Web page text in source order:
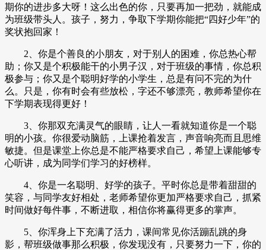
期你的进步多大呀！这么出色的你，只要再加一把劲，就能成
为班级带头人。孩子，努力，争取下学期你能把“四好少年”的
奖状抱回家！
2、你是个善良的小朋友，对于别人的困难，你总热心帮
助；你又是个积极能干的小男子汉，对于班级的事情，你总积
极参与；你又是个聪明好学的小学生，总是有问不完的为什
么。只是，你有时会有些放松，字还不够漂亮，教师希望你在
下学期表现得更好！
3、你那双充满灵气的眼睛，让人一看就知道你是一个聪
明的小孩。你很爱动脑筋，上课抢着发言，声音响亮而且思维
敏捷。但是课堂上你总是不能严格要求自己，希望上课能够专
心听讲，成为同学们学习的好榜样。
4、你是一名聪明、好学的孩子。平时你总是带着甜甜的
笑容，与同学友好相处，老师希望你更加严格要求自己，抓紧
时间做好每件事，不断进取，相信你将赢得更多的掌声。
5、你浑身上下充满了活力，课间常见你活蹦乱跳的身
影，帮班级做事那么积极，你发现没有，只要努力一下，你的